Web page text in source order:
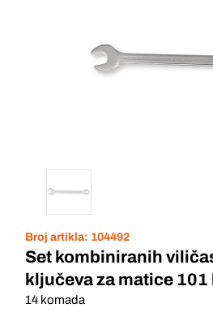
Broj artikla: 104492
Set kombiniranih
ključeva za matice 101
14 komada